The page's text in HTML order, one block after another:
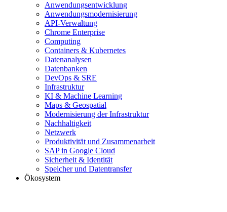
Anwendungsentwicklung
Anwendungsmodernisierung
API-Verwaltung
Chrome Enterprise
Computing
Containers & Kubernetes
Datenanalysen
Datenbanken
DevOps & SRE
Infrastruktur
KI & Machine Learning
Maps & Geospatial
Modernisierung der Infrastruktur
Nachhaltigkeit
Netzwerk
Produktivität und Zusammenarbeit
SAP in Google Cloud
Sicherheit & Identität
Speicher und Datentransfer
Ökosystem